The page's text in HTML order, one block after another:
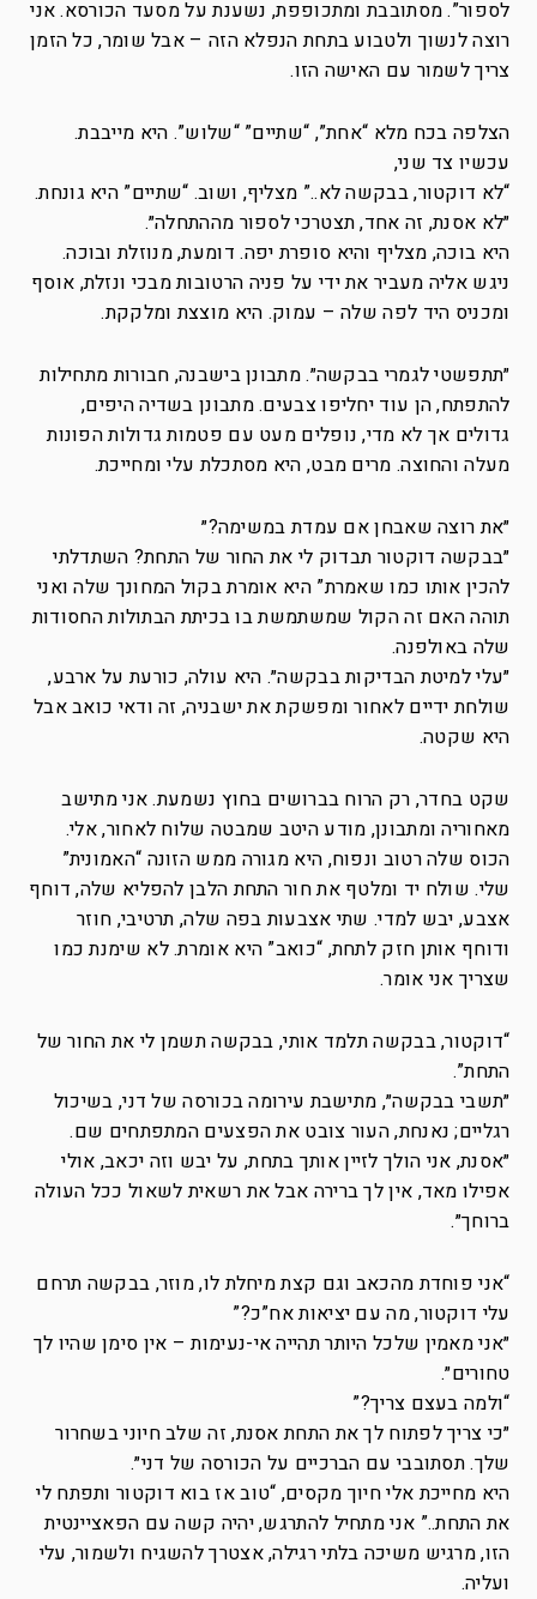
לספור”. מסתובבת ומתכופפת, נשענת על מסעד הכורסא. אני
רוצה לנשוך ולטבוע בתחת הנפלא הזה – אבל שומר, כל הזמן
צריך לשמור עם האישה הזו.
הצלפה בכח מלא “אחת”, “שתיים” “שלוש”. היא מייבבת.
עכשיו צד שני,
“לא דוקטור, בבקשה לא..” מצליף, ושוב. “שתיים” היא גונחת.
״לא אסנת, זה אחד, תצטרכי לספור מההתחלה״.
היא בוכה, מצליף והיא סופרת יפה. דומעת, מנוזלת ובוכה.
ניגש אליה מעביר את ידי על פניה הרטובות מבכי ונזלת, אוסף
ומכניס היד לפה שלה – עמוק. היא מוצצת ומלקקת.
״תתפשטי לגמרי בבקשה״. מתבונן בישבנה, חבורות מתחילות
להתפתח, הן עוד יחליפו צבעים. מתבונן בשדיה היפים,
גדולים אך לא מדי, נופלים מעט עם פטמות גדולות הפונות
מעלה והחוצה. מרים מבט, היא מסתכלת עלי ומחייכת.
״את רוצה שאבחן אם עמדת במשימה?״
״בבקשה דוקטור תבדוק לי את החור של התחת? השתדלתי
להכין אותו כמו שאמרת” היא אומרת בקול המחונך שלה ואני
תוהה האם זה הקול שמשתמשת בו בכיתת הבתולות החסודות
שלה באולפנה.
״עלי למיטת הבדיקות בבקשה״. היא עולה, כורעת על ארבע,
שולחת ידיים לאחור ומפשקת את ישבניה, זה ודאי כואב אבל
היא שקטה.
שקט בחדר, רק הרוח בברושים בחוץ נשמעת. אני מתישב
מאחוריה ומתבונן, מודע היטב שמבטה שלוח לאחור, אלי.
הכוס שלה רטוב ונפוח, היא מגורה ממש הזונה “האמונית”
שלי. שולח יד ומלטף את חור התחת הלבן להפליא שלה, דוחף
אצבע, יבש למדי. שתי אצבעות בפה שלה, תרטיבי, חוזר
ודוחף אותן חזק לתחת, “כואב” היא אומרת. לא שימנת כמו
שצריך אני אומר.
“דוקטור, בבקשה תלמד אותי, בבקשה תשמן לי את החור של
התחת”.
״תשבי בבקשה״, מתישבת עירומה בכורסה של דני, בשיכול
רגליים; נאנחת, העור צובט את הפצעים המתפתחים שם.
״אסנת, אני הולך לזיין אותך בתחת, על יבש וזה יכאב, אולי
אפילו מאד, אין לך ברירה אבל את רשאית לשאול ככל העולה
ברוחך״.
“אני פוחדת מהכאב וגם קצת מיחלת לו, מוזר, בבקשה תרחם
עלי דוקטור, מה עם יציאות אח”כ?”
״אני מאמין שלכל היותר תהייה אי-נעימות – אין סימן שהיו לך
טחורים״.
“ולמה בעצם צריך?”
״כי צריך לפתוח לך את התחת אסנת, זה שלב חיוני בשחרור
שלך. תסתובבי עם הברכיים על הכורסה של דני״.
היא מחייכת אלי חיוך מקסים, “טוב אז בוא דוקטור ותפתח לי
את התחת..” אני מתחיל להתרגש, יהיה קשה עם הפאציינטית
הזו, מרגיש משיכה בלתי רגילה, אצטרך להשגיח ולשמור, עלי
ועליה.